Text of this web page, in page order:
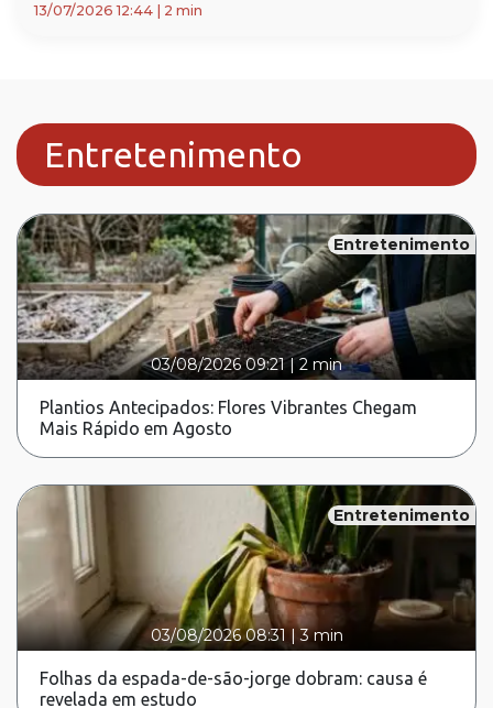
13/07/2026 12:44 2 min
Entretenimento
Entretenimento
03/08/2026 09:21|2 min
Plantios Antecipados: Flores Vibrantes Chegam
Mais Rápido em Agosto
Entretenimento
03/08/2026 08:31 |3 min
Folhas da espada-de-são-jorge dobram: causa é
revelada em estudo